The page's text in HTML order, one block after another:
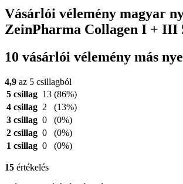
Vásárlói vélemény magyar
ZeinPharma Collagen I + III
10 vásárlói vélemény más
4,9 az 5 csillagból
5 csillag 13 (86%)
4 csillag 2
(13%)
3 csillag 0
(0%)
2 csillag 0
(0%)
1 csillag 0 (0%)
15 értékelés